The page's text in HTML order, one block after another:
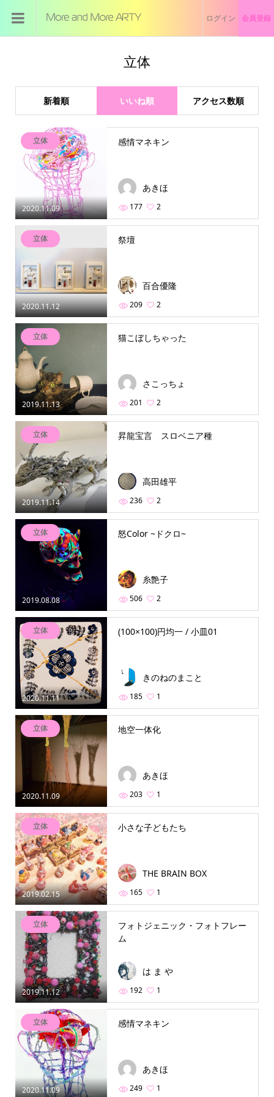
ログイン 会員登録
立体
新着順 いいね順 アクセス数順
2020.11.09
立体 感情マネキン
あきほ
177 2
2020.11.12
立体 祭壇
百合優隆
209 2
2019.11.13
立体 猫こぼしちゃった
さこっちょ
201 2
2019.11.14
立体 昇龍宝言 スロベニア種
高田雄平
236 2
2019.08.08
立体 怒Color ~ドクロ~
糸艶子
506 2
2020.11.11
立体 (100×100)円均一 / 小皿01
きのねのまこと
185 1
2020.11.09
立体 地空一体化
あきほ
203 1
2019.02.15
立体 小さな子どもたち
THE BRAIN BOX
165 1
2019.11.12
立体
フォトジェニック・フォトフレー
ム
は ま や
192 1
2020.11.09
立体 感情マネキン
あきほ
249 1